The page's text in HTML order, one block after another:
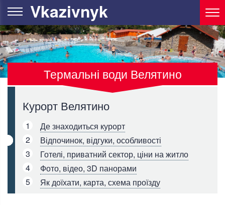
Vkazivnyk
Термальні води Велятино
Курорт Велятино
1
Де знаходиться курорт
2
Відпочинок, відгуки, особливості
3
Готелі, приватний сектор, ціни на житло
4
Фото, відео, 3D панорами
5
Як доїхати, карта, схема проїзду